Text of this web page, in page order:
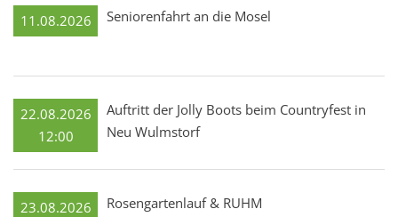
11.08.2026 Seniorenfahrt an die Mosel
22.08.2026
12:00
Auftritt der Jolly Boots beim Countryfest in
Neu Wulmstorf
23.08.2026 Rosengartenlauf & RUHM